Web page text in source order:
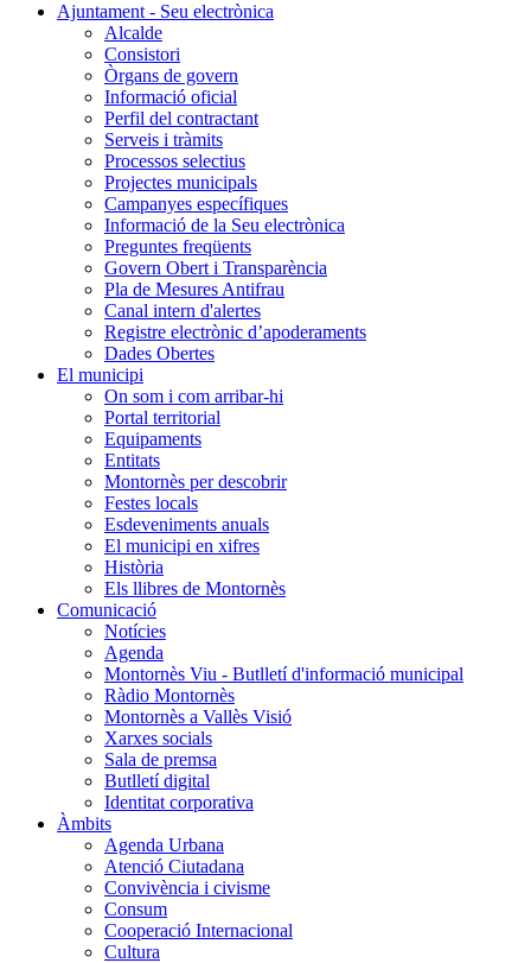
Ajuntament - Seu electrònica
Alcalde
Consistori
Òrgans de govern
Informació oficial
Perfil del contractant
Serveis i tràmits
Processos selectius
Projectes municipals
Campanyes específiques
Informació de la Seu electrònica
Preguntes freqüents
Govern Obert i Transparència
Pla de Mesures Antifrau
Canal intern d'alertes
Registre electrònic d’apoderaments
Dades Obertes
El municipi
On som i com arribar-hi
Portal territorial
Equipaments
Entitats
Montornès per descobrir
Festes locals
Esdeveniments anuals
El municipi en xifres
Història
Els llibres de Montornès
Comunicació
Notícies
Agenda
Montornès Viu - Butlletí d'informació municipal
Ràdio Montornès
Montornès a Vallès Visió
Xarxes socials
Sala de premsa
Butlletí digital
Identitat corporativa
Àmbits
Agenda Urbana
Atenció Ciutadana
Convivència i civisme
Consum
Cooperació Internacional
Cultura